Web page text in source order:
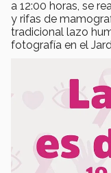
a 12:00 horas, se
y rifas de
tradicional lazo
fotografía en el